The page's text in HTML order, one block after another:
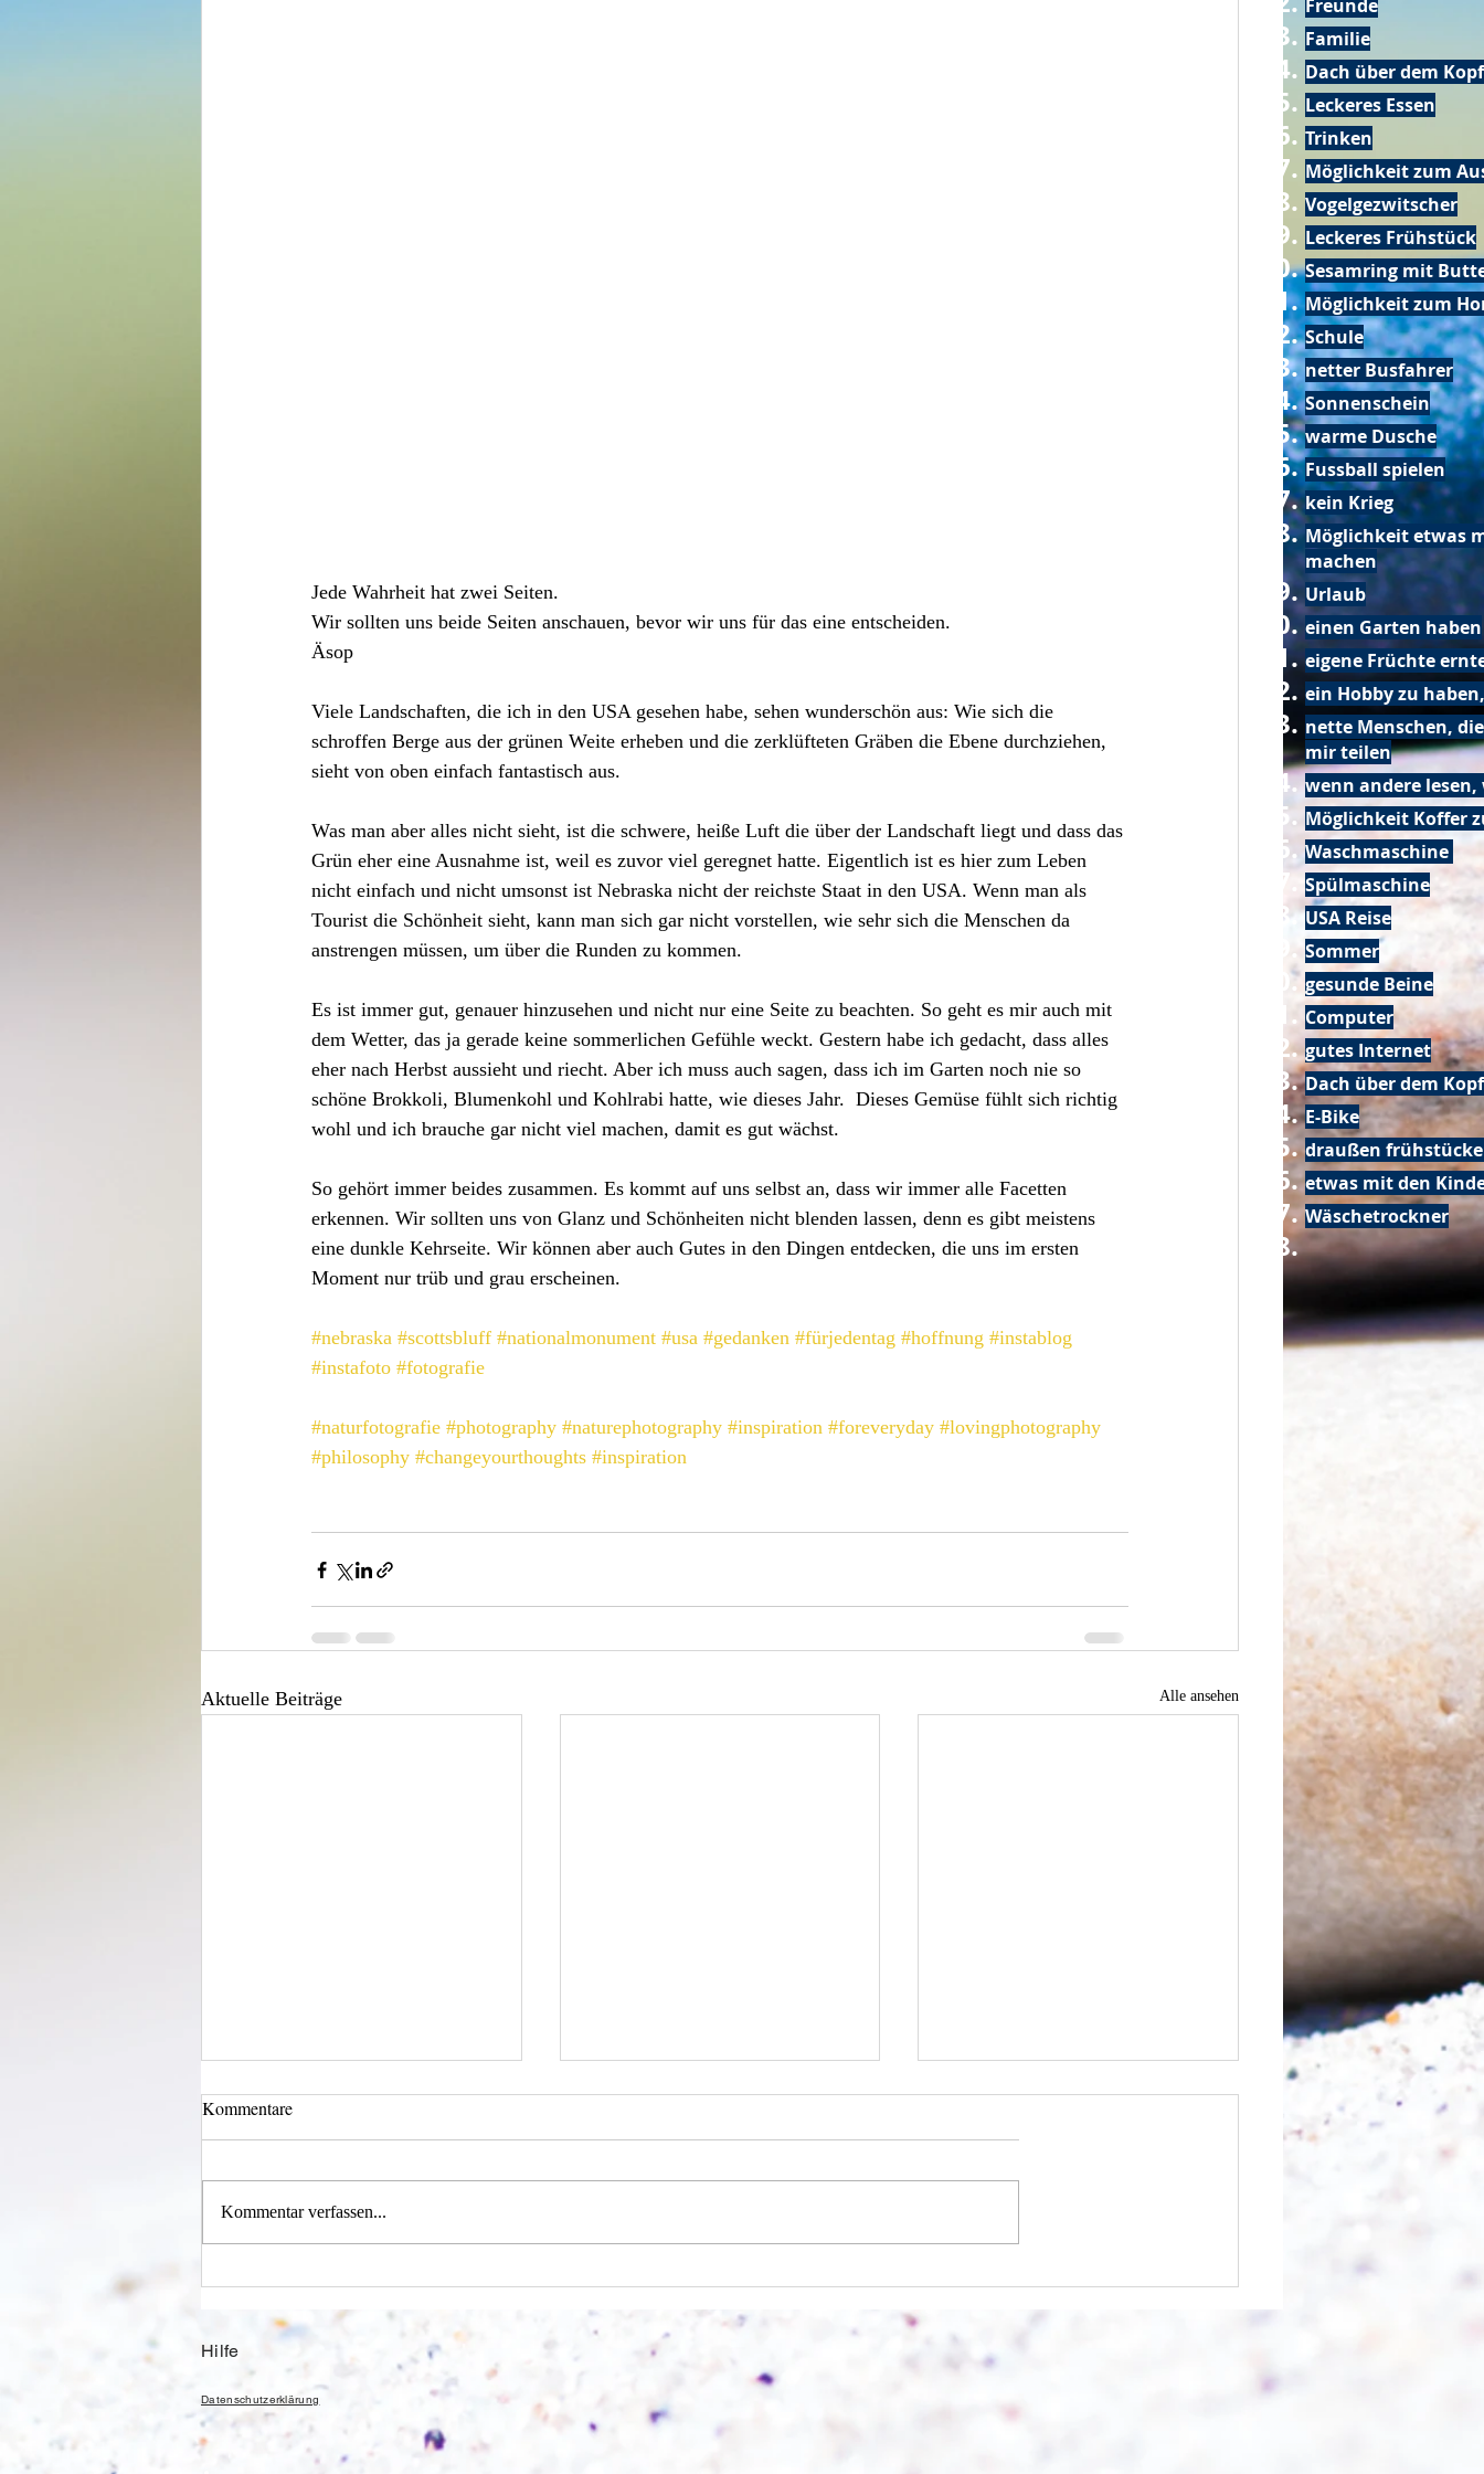
Jede Wahrheit hat zwei Seiten.
Wir sollten uns beide Seiten anschauen, bevor wir uns für das eine entscheiden.
Äsop
Viele Landschaften, die ich in den USA gesehen habe, sehen wunderschön aus: Wie sich die
schroffen Berge aus der grünen Weite erheben und die zerklüfteten Gräben die Ebene durchziehen,
sieht von oben einfach fantastisch aus.
Was man aber alles nicht sieht, ist die schwere, heiße Luft die über der Landschaft liegt und dass das
Grün eher eine Ausnahme ist, weil es zuvor viel geregnet hatte. Eigentlich ist es hier zum Leben
nicht einfach und nicht umsonst ist Nebraska nicht der reichste Staat in den USA. Wenn man als
Tourist die Schönheit sieht, kann man sich gar nicht vorstellen, wie sehr sich die Menschen da
anstrengen müssen, um über die Runden zu kommen.
Es ist immer gut, genauer hinzusehen und nicht nur eine Seite zu beachten. So geht es mir auch mit
dem Wetter, das ja gerade keine sommerlichen Gefühle weckt. Gestern habe ich gedacht, dass alles
eher nach Herbst aussieht und riecht. Aber ich muss auch sagen, dass ich im Garten noch nie so
schöne Brokkoli, Blumenkohl und Kohlrabi hatte, wie dieses Jahr.  Dieses Gemüse fühlt sich richtig
wohl und ich brauche gar nicht viel machen, damit es gut wächst.
So gehört immer beides zusammen. Es kommt auf uns selbst an, dass wir immer alle Facetten
erkennen. Wir sollten uns von Glanz und Schönheiten nicht blenden lassen, denn es gibt meistens
eine dunkle Kehrseite. Wir können aber auch Gutes in den Dingen entdecken, die uns im ersten
Moment nur trüb und grau erscheinen.
#nebraska #scottsbluff #nationalmonument #usa #gedanken #fürjedentag #hoffnung #instablog
#instafoto #fotografie
#naturfotografie #photography #naturephotography #inspiration #foreveryday #lovingphotography
#philosophy #changeyourthoughts #inspiration
Aktuelle Beiträge Alle ansehen
Licht und Schatten
Kommentare
Kommentar verfassen...
Freunde
Familie
Dach über dem Kopf
Leckeres Essen
Trinken
Möglichkeit zum
Vogelgezwitscher
Leckeres Frühstück
Sesamring mit
Möglichkeit zum
Schule
netter Busfahrer
Sonnenschein
warme Dusche
Fussball spielen
kein Krieg
Möglichkeit etwas
machen
Urlaub
einen Garten haben
eigene Früchte
ein Hobby zu
nette Menschen,
mir teilen
wenn andere lesen,
Möglichkeit Koffer
Waschmaschine
Spülmaschine
USA Reise
Sommer
gesunde Beine
Computer
gutes Internet
Dach über dem Kopf
E-Bike
draußen
etwas mit den
Wäschetrockner
Hilfe
Datenschutzerklärung